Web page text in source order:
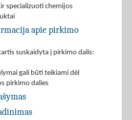
specializuoti chemijos
apie pirkimo
suskaidyta į pirkimo dalis:
gali būti teikiami dėl
pirkimo dalies